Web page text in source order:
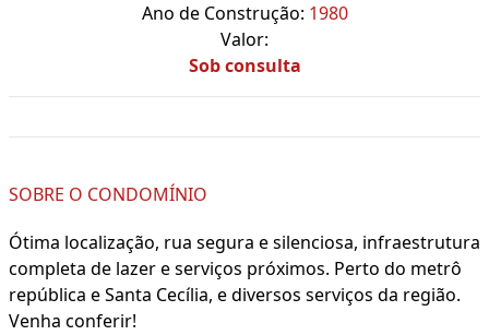
Ano de Construção: 1980
Valor:
Sob consulta
SOBRE O CONDOMÍNIO
Ótima localização, rua segura e silenciosa, infraestrutura
completa de lazer e serviços próximos. Perto do metrô
república e Santa Cecília, e diversos serviços da região.
Venha conferir!